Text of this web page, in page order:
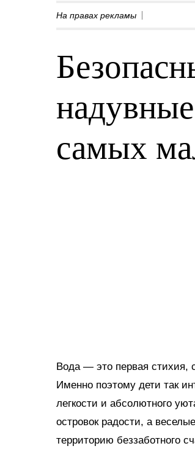
На правах рекламы
самых
Вода — это первая стихия,
Именно поэтому дети так
легкости и абсолютного
островок радости, а
территорию беззаботного